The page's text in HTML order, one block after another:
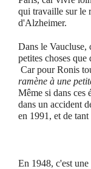
qui travaille sur le
d'Alzheimer.
Dans le Vaucluse,
petites choses
Car pour Ronis
ramène à une
Même si dans ces
dans un accident
en 1991, et de
En 1948, c'est